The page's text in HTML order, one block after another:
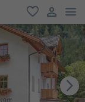
favoriti
user link